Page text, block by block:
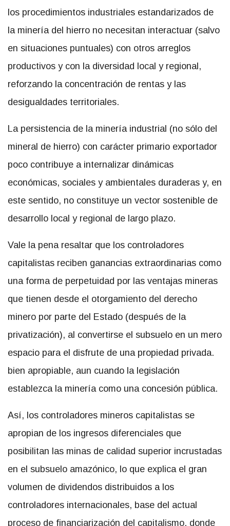
los procedimientos industriales estandarizados de
la minería del hierro no necesitan interactuar (salvo
en situaciones puntuales) con otros arreglos
productivos y con la diversidad local y regional,
reforzando la concentración de rentas y las
desigualdades territoriales.
La persistencia de la minería industrial (no sólo del
mineral de hierro) con carácter primario exportador
poco contribuye a internalizar dinámicas
económicas, sociales y ambientales duraderas y, en
este sentido, no constituye un vector sostenible de
desarrollo local y regional de largo plazo.
Vale la pena resaltar que los controladores
capitalistas reciben ganancias extraordinarias como
una forma de perpetuidad por las ventajas mineras
que tienen desde el otorgamiento del derecho
minero por parte del Estado (después de la
privatización), al convertirse el subsuelo en un mero
espacio para el disfrute de una propiedad privada.
bien apropiable, aun cuando la legislación
establezca la minería como una concesión pública.
Así, los controladores mineros capitalistas se
apropian de los ingresos diferenciales que
posibilitan las minas de calidad superior incrustadas
en el subsuelo amazónico, lo que explica el gran
volumen de dividendos distribuidos a los
controladores internacionales, base del actual
proceso de financiarización del capitalismo, donde